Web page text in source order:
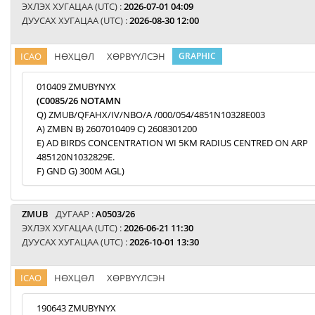
ЭХЛЭХ ХУГАЦАА (UTC) :2026-07-01 04:09
ДУУСАХ ХУГАЦАА (UTC) :2026-08-30 12:00
ICAO НӨХЦӨЛ ХӨРВҮҮЛСЭН GRAPHIC
010409 ZMUBYNYX
(C0085/26 NOTAMN
Q) ZMUB/QFAHX/IV/NBO/A /000/054/4851N10328E003
A) ZMBN B) 2607010409 C) 2608301200
E) AD BIRDS CONCENTRATION WI 5KM RADIUS CENTRED ON ARP
485120N1032829E.
F) GND G) 300M AGL)
ZMUB ДУГААР :A0503/26
ЭХЛЭХ ХУГАЦАА (UTC) :2026-06-21 11:30
ДУУСАХ ХУГАЦАА (UTC) :2026-10-01 13:30
ICAO НӨХЦӨЛ ХӨРВҮҮЛСЭН
190643 ZMUBYNYX